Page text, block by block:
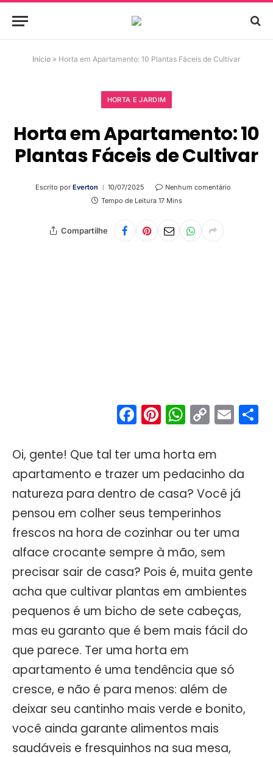
Início » Horta em Apartamento: 10 Plantas Fáceis de Cultivar
HORTA E JARDIM
Horta em Apartamento: 10
Plantas Fáceis de Cultivar
Escrito por Everton 10/07/2025
Nenhum comentário
Tempo de Leitura 17 Mins
Compartilhe
Facebook
Pinterest
Copy
Link
Oi, gente! Que tal ter uma horta em
apartamento e trazer um pedacinho da
natureza para dentro de casa? Você já
pensou em colher seus temperinhos
frescos na hora de cozinhar ou ter uma
alface crocante sempre à mão, sem
precisar sair de casa? Pois é, muita gente
acha que cultivar plantas em ambientes
pequenos é um bicho de sete cabeças,
mas eu garanto que é bem mais fácil do
que parece. Ter uma horta em
apartamento é uma tendência que só
cresce, e não é para menos: além de
deixar seu cantinho mais verde e bonito,
você ainda garante alimentos mais
saudáveis e fresquinhos na sua mesa,